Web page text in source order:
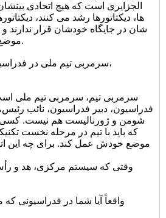
الجزایری است که هیچ اتحادی
ها، دیکتاتورها رشد می کنند،
شان در جایگاه خودشان قرار ندارند و
موضع مدیریت قرار می گیرند.
سرمربی تیم ملی در فدراسیون تعیین کننده می شود،
سرمربی تیم، سرمربی تیم ملی
فدراسیون، دبیر فدراسیون، نائب
که باید با تیم در مرحله نخست
موضع خودش عمل کند. برای چه این
وقتی که سیستم مرکزی، هد و